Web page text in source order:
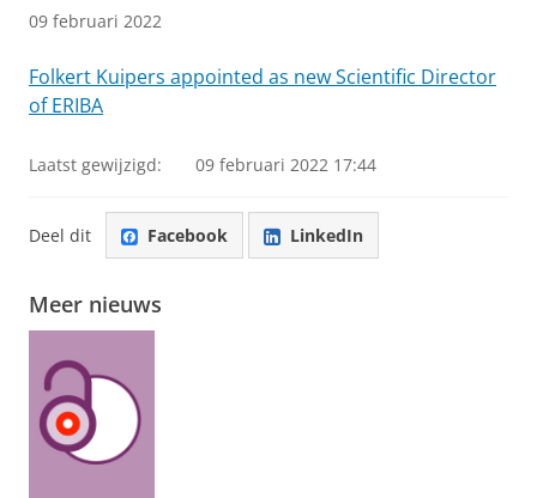
09 februari 2022
Folkert Kuipers appointed as new Scientific Director
of ERIBA
Laatst gewijzigd: 09 februari 2022 17:44
Deel dit Facebook LinkedIn
Meer nieuws